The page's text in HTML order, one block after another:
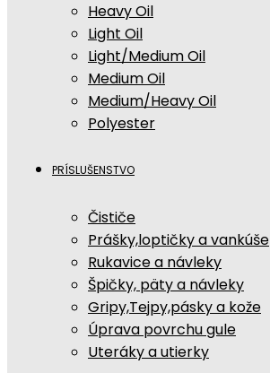
Heavy Oil
Light Oil
Light/Medium Oil
Medium Oil
Medium/Heavy Oil
Polyester
PRÍSLUŠENSTVO
Čističe
Prášky,loptičky a vankúše
Rukavice a návleky
Špičky, päty a návleky
Gripy,Tejpy,pásky a kože
Úprava povrchu gule
Uteráky a utierky